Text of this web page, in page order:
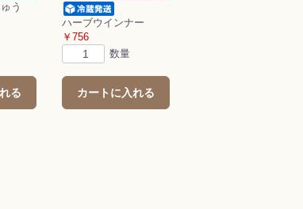
う
る
ハーブウインナー
￥756
数量
カートに入れる